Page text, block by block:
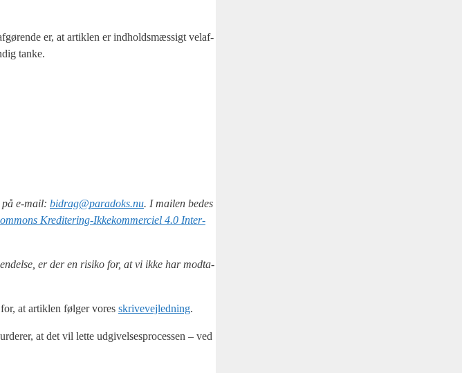
er, at artik­len er ind­holds­mæs­sigt vel­af­
tan­ke.
e‑mail: bidrag@paradoks.nu. I mai­len bedes
Kre­di­te­ring-Ikke­kom­merci­el 4.0 Inter­
er der en risi­ko for, at vi ikke har mod­ta­
at artik­len føl­ger vores skri­ve­vej­led­ning.
at det vil let­te udgi­vel­ses­pro­ces­sen – ved